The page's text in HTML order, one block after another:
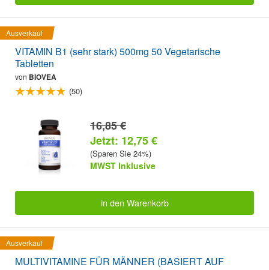
Ausverkauf
VITAMIN B1 (sehr stark) 500mg 50 Vegetarische
Tabletten
von BIOVEA
(50)
16,85 €
Jetzt: 12,75 €
(Sparen Sie 24%)
MWST Inklusive
in den Warenkorb
Ausverkauf
MULTIVITAMINE FÜR MÄNNER (BASIERT AUF